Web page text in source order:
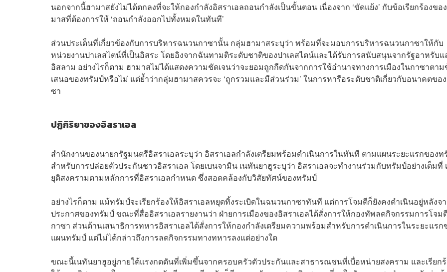
นอกจากนี้ฮามาสยังไม่ได้ตกลงที่จะให้กองกำลังอิสราเอลถอนกำลังเป็นขั้นตอน เนื่องจาก ‘ขัดแย้ง’ กับข้อเรียกร้องขอ
มาสที่ต้องการให้ ‘ถอนกำลังออกไปทั้งหมดในทันที’
ส่วนประเด็นที่เกี่ยวข้องกับการบริหารฉนวนกาซานั้น กลุ่มฮามาสระบุว่า พร้อมที่จะมอบการบริหารฉนวนกาซาให้กับ
หน่วยงานปาเลสไตน์ที่เป็นอิสระ โดยอิงจากฉันทามติระดับชาติของปาเลสไตน์และได้รับการสนับสนุนจากรัฐอาหรับแ
อิสลาม อย่างไรก็ตาม ฮามาสไม่ได้แสดงความชัดเจนว่าจะยอมถูกกีดกันจากการใช้อำนาจทางการเมืองในกาซาตา
เสนอของทรัมป์หรือไม่ แต่ย้ำว่ากลุ่มฮามาสควรจะ ‘ถูกรวมและมีส่วนร่วม’ ในการหารือระดับชาติเกี่ยวกับอนาคตขอ
ซา
ปฏิกิริยาของอิสราเอล
สำนักงานของนายกรัฐมนตรีอิสราเอลระบุว่า อิสราเอลกำลังเตรียมพร้อมดำเนินการในทันที ตามแผนระยะแรกของท
สำหรับการปล่อยตัวประกันชาวอิสราเอล โดยเบนจามิน เนทันยาฮูระบุว่า อิสราเอลจะทำงานร่วมกับทรัมป์อย่างเต็มที่
ยุติสงครามตามหลักการที่อิสราเอลกำหนด ซึ่งสอดคล้องกับวิสัยทัศน์ของทรัมป์
อย่างไรก็ตาม แม้ทรัมป์จะเรียกร้องให้อิสราเอลหยุดทิ้งระเบิดในฉนวนกาซาทันที แต่การโจมตีก็ยังคงดำเนินอยู่หลังจ
ประกาศของทรัมป์ ขณะที่สื่ออิสราเอลรายงานว่า ฝ่ายการเมืองของอิสราเอลได้สั่งการให้กองทัพลดกิจกรรมการโจม
กาซา ส่วนด้านเสนาธิการทหารอิสราเอลได้สั่งการให้กองกำลังเตรียมความพร้อมสำหรับการดำเนินการในระยะแรก
แผนทรัมป์ แต่ไม่ได้กล่าวถึงการลดกิจกรรมทางทหารลงแต่อย่างใด
ขณะนี้เนทันยาฮูอยู่ภายใต้แรงกดดันที่เพิ่มขึ้นจากครอบครัวตัวประกันและสาธารณชนที่เบื่อหน่ายสงคราม และเรียก